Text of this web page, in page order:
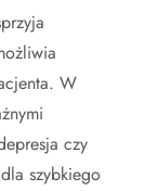
W
czy
szybkiego